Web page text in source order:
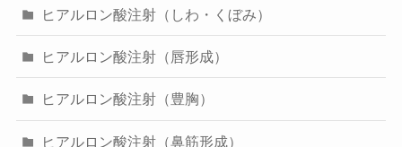
ヒアルロン酸注射（しわ・くぼみ）
ヒアルロン酸注射（唇形成）
ヒアルロン酸注射（豊胸）
ヒアルロン酸注射（鼻筋形成）